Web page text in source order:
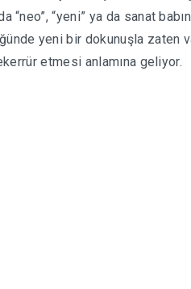
“neo”, “yeni” ya da sanat
yeni bir dokunuşla zaten
etmesi anlamına geliyor.